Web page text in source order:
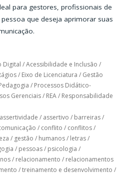
para gestores, profissionais de
que deseja aprimorar suas
Digital /Acessibilidade e Inclusão /
/ Eixo de Licenciatura / Gestão
/ Processos Didático-
Gerenciais/ REA/ Responsabilidade
assertividade / assertivo / barreiras/
/ conflito / conflitos/
/ gestão / humanos/ letras/
/ pessoas/ psicologia /
/ relacionamento / relacionamentos
/treinamento e desenvolvimento /